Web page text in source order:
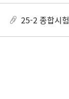
25-2 종합시